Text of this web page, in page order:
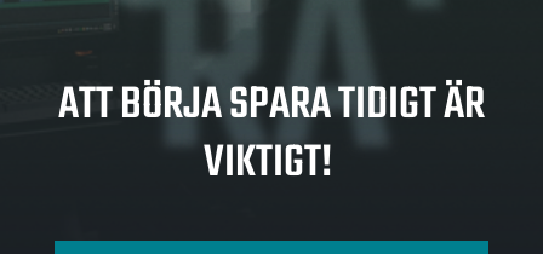
ATT BÖRJA SPARA TIDIGT ÄR
VIKTIGT!